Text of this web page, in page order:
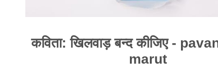
कविता: खिलवाड़ बन्द कीजिए -
marut